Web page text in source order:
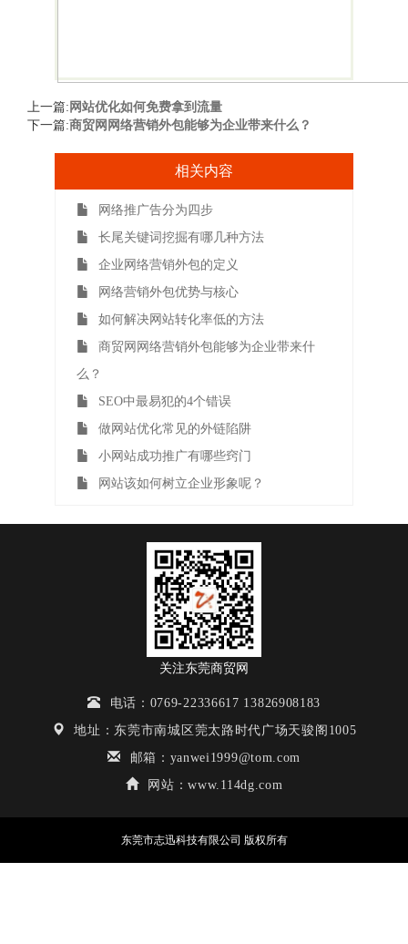
上一篇: 网站优化如何免费拿到流量
下一篇:商贸网网络营销外包能够为企业带来什么？
相关内容
网络推广告分为四步
长尾关键词挖掘有哪几种方法
企业网络营销外包的定义
网络营销外包优势与核心
如何解决网站转化率低的方法
商贸网网络营销外包能够为企业带来什
么？
SEO中最易犯的4个错误
做网站优化常见的外链陷阱
小网站成功推广有哪些窍门
网站该如何树立企业形象呢？
关注东莞商贸网
电话：0769-22336617 13826908183
地址：东莞市南城区莞太路时代广场天骏阁1005
邮箱：yanwei1999@tom.com
网站：www.114dg.com
东莞市志迅科技有限公司 版权所有